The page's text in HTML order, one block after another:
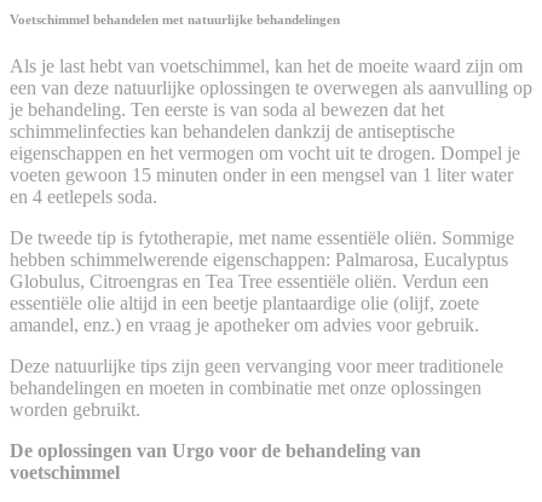
Voetschimmel behandelen met natuurlijke behandelingen
Als je last hebt van voetschimmel, kan het de moeite waard zijn om
een van deze natuurlijke oplossingen te overwegen als aanvulling op
je behandeling. Ten eerste is van soda al bewezen dat het
schimmelinfecties kan behandelen dankzij de antiseptische
eigenschappen en het vermogen om vocht uit te drogen. Dompel je
voeten gewoon 15 minuten onder in een mengsel van 1 liter water
en 4 eetlepels soda.
De tweede tip is fytotherapie, met name essentiële oliën. Sommige
hebben schimmelwerende eigenschappen: Palmarosa, Eucalyptus
Globulus, Citroengras en Tea Tree essentiële oliën. Verdun een
essentiële olie altijd in een beetje plantaardige olie (olijf, zoete
amandel, enz.) en vraag je apotheker om advies voor gebruik.
Deze natuurlijke tips zijn geen vervanging voor meer traditionele
behandelingen en moeten in combinatie met onze oplossingen
worden gebruikt.
De oplossingen van Urgo voor de behandeling van
voetschimmel